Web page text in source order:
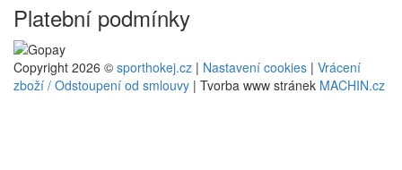
Platební podmínky
Copyright 2026 © sporthokej.cz | Nastavení cookies | Vrácení
zboží / Odstoupení od smlouvy | Tvorba www stránek MACHIN.cz